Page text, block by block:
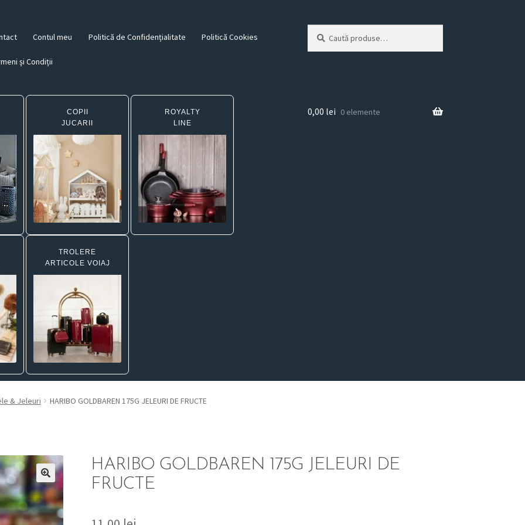
Contul meu Politică de Confidențialitate Politică Cookies
și Condiții
după:
COPII
JUCARII
ROYALTY
LINE
TROLERE
ARTICOLE VOIAJ
0,00 lei 0 elemente
& Jeleuri HARIBO GOLDBAREN 175G JELEURI DE FRUCTE
HARIBO GOLDBAREN 175G JELEURI DE
FRUCTE